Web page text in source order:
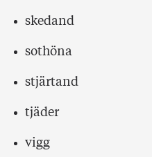
skedand
sothöna
stjärtand
tjäder
vigg